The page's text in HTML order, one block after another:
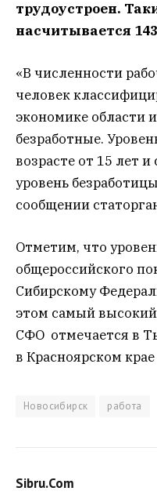
трудоустроен.
насчитывается
«В численности
человек
экономике области
безработные.
возрасте от 15 лет
уровень
сообщении
Отметим, что
общероссийского
Сибирскому
этом самый высокий
СФО отмечается в
в Красноярском крае
Новосибирск работа
Sibru.Com